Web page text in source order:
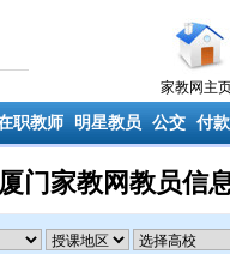
家教网主
职教师 明星教员 公交 付款
厦门家教网教员信